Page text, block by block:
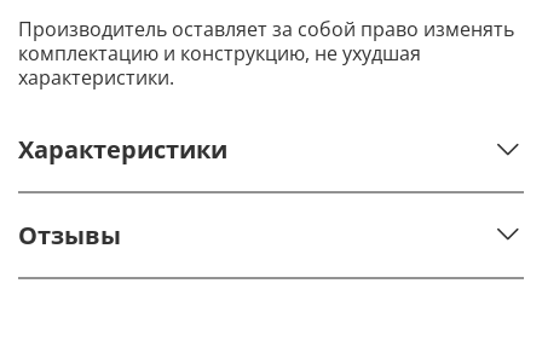
Производитель оставляет за собой право изменять
комплектацию и конструкцию, не ухудшая
характеристики.
Характеристики
Отзывы